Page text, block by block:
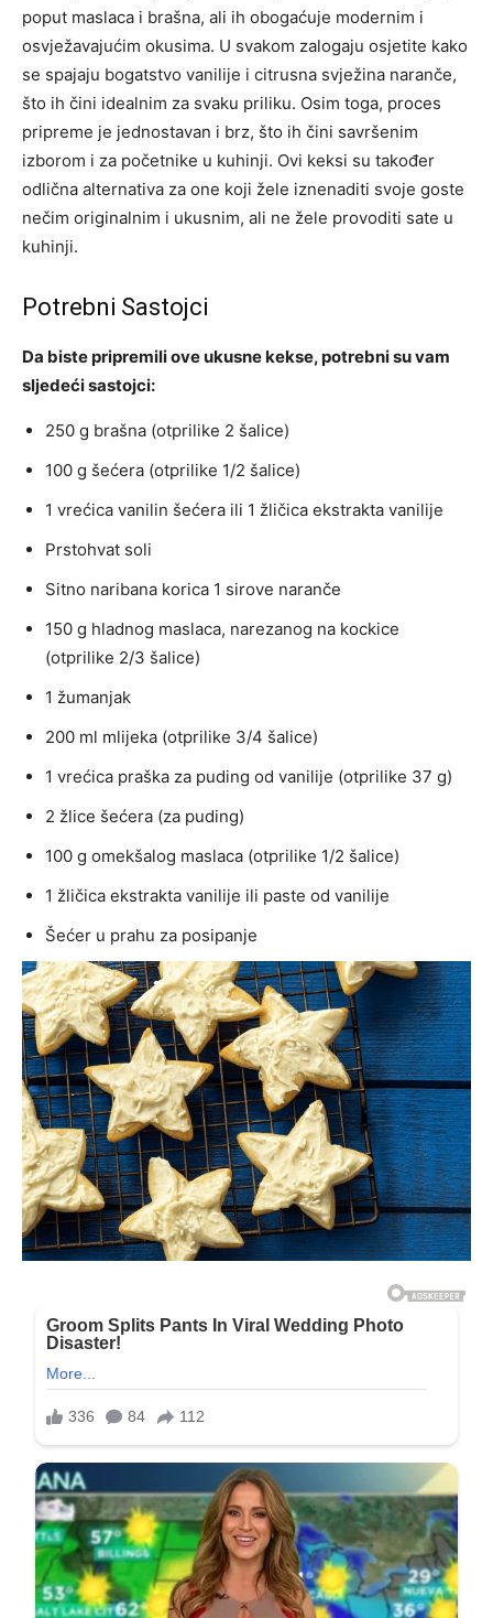
poput maslaca i brašna, ali ih obogaćuje modernim i
osvježavajućim okusima. U svakom zalogaju osjetite kako
se spajaju bogatstvo vanilije i citrusna svježina naranče,
što ih čini idealnim za svaku priliku. Osim toga, proces
pripreme je jednostavan i brz, što ih čini savršenim
izborom i za početnike u kuhinji. Ovi keksi su također
odlična alternativa za one koji žele iznenaditi svoje goste
nečim originalnim i ukusnim, ali ne žele provoditi sate u
kuhinji.
Potrebni Sastojci
Da biste pripremili ove ukusne kekse, potrebni su vam
sljedeći sastojci:
250 g brašna (otprilike 2 šalice)
100 g šećera (otprilike 1/2 šalice)
1 vrećica vanilin šećera ili 1 žličica ekstrakta vanilije
Prstohvat soli
Sitno naribana korica 1 sirove naranče
150 g hladnog maslaca, narezanog na kockice
(otprilike 2/3 šalice)
1 žumanjak
200 ml mlijeka (otprilike 3/4 šalice)
1 vrećica praška za puding od vanilije (otprilike 37 g)
2 žlice šećera (za puding)
100 g omekšalog maslaca (otprilike 1/2 šalice)
1 žličica ekstrakta vanilije ili paste od vanilije
Šećer u prahu za posipanje